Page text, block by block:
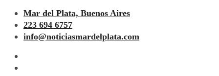
Mar del Plata, Buenos Aires
223 694 6757
info@noticiasmardelplata.com